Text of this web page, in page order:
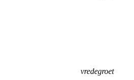
vredegroet